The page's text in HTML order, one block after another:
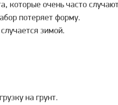
которые очень часто
потеряет форму.
зимой.
на грунт.